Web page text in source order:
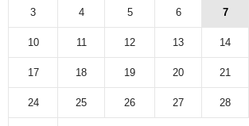
3 4 5 6 7
10 11 12 13 14
17 18 19 20 21
24 25 26 27 28